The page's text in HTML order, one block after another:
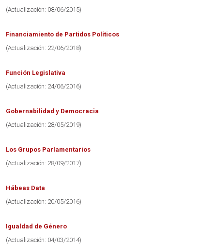
(Actualización: 08/06/2015)
Financiamiento de Partidos Políticos
(Actualización: 22/06/2018)
Función Legislativa
(Actualización: 24/06/2016)
Gobernabilidad y Democracia
(Actualización: 28/05/2019)
Los Grupos Parlamentarios
(Actualización: 28/09/2017)
Hábeas Data
(Actualización: 20/05/2016)
Igualdad de Género
(Actualización: 04/03/2014)